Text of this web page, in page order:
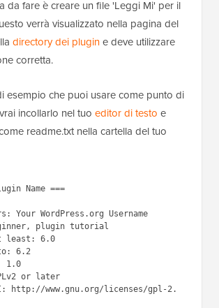
da fare è creare un file 'Leggi Mi' per il
verrà visualizzato nella pagina del
directory dei plugine deve utilizzare
corretta.
esempio che puoi usare come punto di
incollarlo nel tuo editor di testo e
readme.txt nella cartella del tuo
Name ===
Your WordPress.org Username
plugin tutorial
least: 6.0
6.2
1.0
or later
http://www.gnu.org/licenses/gpl-2.